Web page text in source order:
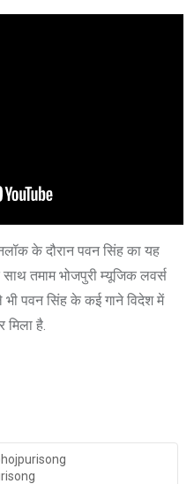
के दौरान पवन सिंह का यह
तमाम भोजपुरी म्‍यूजिक लवर्स
पवन सिंह के कई गाने विदेश में
मिला है.